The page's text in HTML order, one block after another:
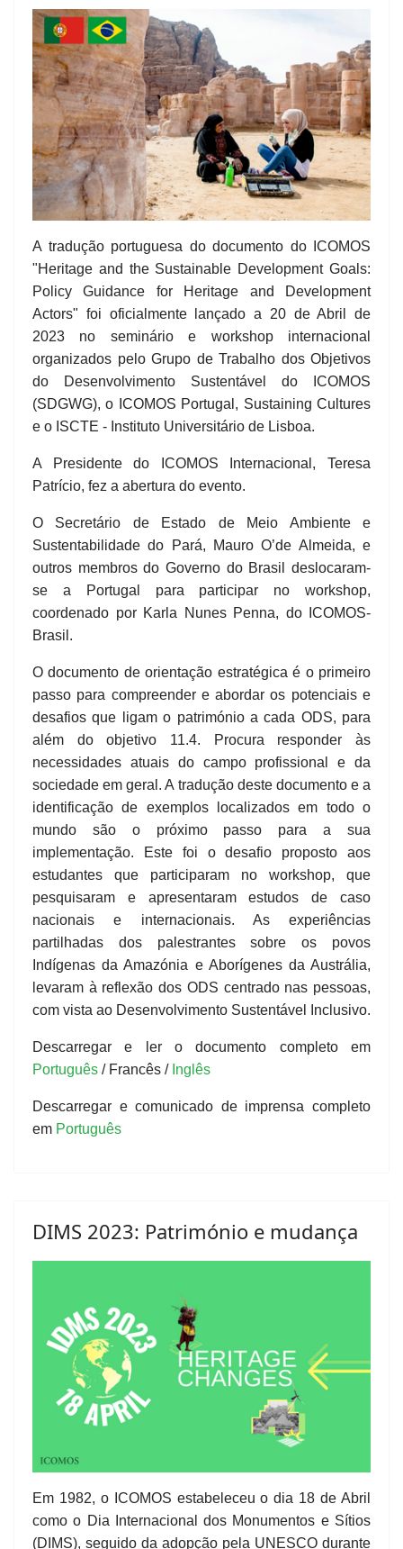
A tradução portuguesa do documento do ICOMOS
"Heritage and the Sustainable Development Goals:
Policy Guidance for Heritage and Development
Actors" foi oficialmente lançado a 20 de Abril de
2023 no seminário e workshop internacional
organizados pelo Grupo de Trabalho dos Objetivos
do Desenvolvimento Sustentável do ICOMOS
(SDGWG), o ICOMOS Portugal, Sustaining Cultures
e o ISCTE - Instituto Universitário de Lisboa.
A Presidente do ICOMOS Internacional, Teresa
Patrício, fez a abertura do evento.
O Secretário de Estado de Meio Ambiente e
Sustentabilidade do Pará, Mauro O’de Almeida, e
outros membros do Governo do Brasil deslocaram-
se a Portugal para participar no workshop,
coordenado por Karla Nunes Penna, do ICOMOS-
Brasil.
O documento de orientação estratégica é o primeiro
passo para compreender e abordar os potenciais e
desafios que ligam o património a cada ODS, para
além do objetivo 11.4. Procura responder às
necessidades atuais do campo profissional e da
sociedade em geral. A tradução deste documento e a
identificação de exemplos localizados em todo o
mundo são o próximo passo para a sua
implementação. Este foi o desafio proposto aos
estudantes que participaram no workshop, que
pesquisaram e apresentaram estudos de caso
nacionais e internacionais. As experiências
partilhadas dos palestrantes sobre os povos
Indígenas da Amazónia e Aborígenes da Austrália,
levaram à reflexão dos ODS centrado nas pessoas,
com vista ao Desenvolvimento Sustentável Inclusivo.
Descarregar e ler o documento completo em
Português / Francês / Inglês
Descarregar e comunicado de imprensa completo
em Português
DIMS 2023: Património e mudança
Em 1982, o ICOMOS estabeleceu o dia 18 de Abril
como o Dia Internacional dos Monumentos e Sítios
(DIMS), seguido da adopção pela UNESCO durante